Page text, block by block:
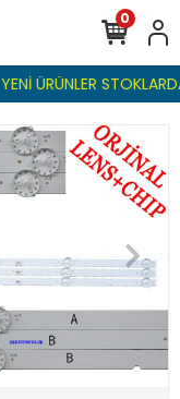
YENİ ÜRÜNLER
0